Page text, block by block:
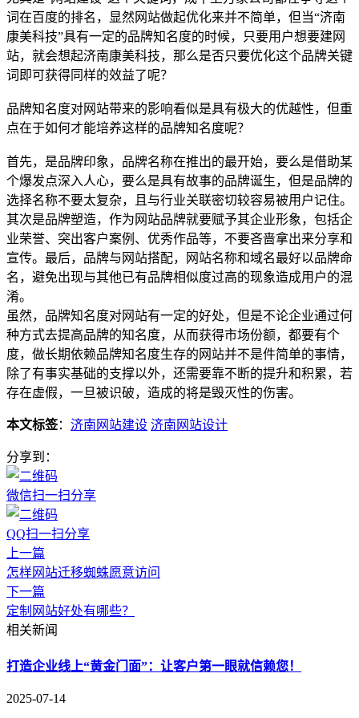
词在百度的排名，显然网站做起优化来并不简单，但当“济南
康美科技”具有一定的品牌知名度的时候，只要用户想要建网
站，就会想起济南康美科技，那么是否只要优化这个品牌关键
词即可获得同样的效益了呢？
品牌知名度对网站带来的影响看似是具有极大的优越性，但重
点在于如何才能培养这样的品牌知名度呢？
首先，是品牌印象，品牌名称在推出的最开始，要么是借助某
个爆发点深入人心，要么是具有故事的品牌诞生，但是品牌的
选择名称不要太复杂，且与行业关联密切较容易被用户记住。
其次是品牌塑造，作为网站品牌就要赋予其企业形象，包括企
业荣誉、突出客户案例、优秀作品等，不要吝啬拿出来分享和
宣传。最后，品牌与网站搭配，网站名称和域名最好以品牌命
名，避免出现与其他已有品牌相似度过高的现象造成用户的混
淆。
虽然，品牌知名度对网站有一定的好处，但是不论企业通过何
种方式去提高品牌的知名度，从而获得市场份额，都要有个
度，做长期依赖品牌知名度生存的网站并不是件简单的事情，
除了有事实基础的支撑以外，还需要靠不断的提升和积累，若
存在虚假，一旦被识破，造成的将是毁灭性的伤害。
本文标签： 济南网站建设 济南网站设计
分享到：
微信扫一扫分享
QQ扫一扫分享
上一篇
怎样网站迁移蜘蛛愿意访问
下一篇
定制网站好处有哪些？
相关新闻
打造企业线上“黄金门面”：让客户第一眼就信赖您！
2025-07-14